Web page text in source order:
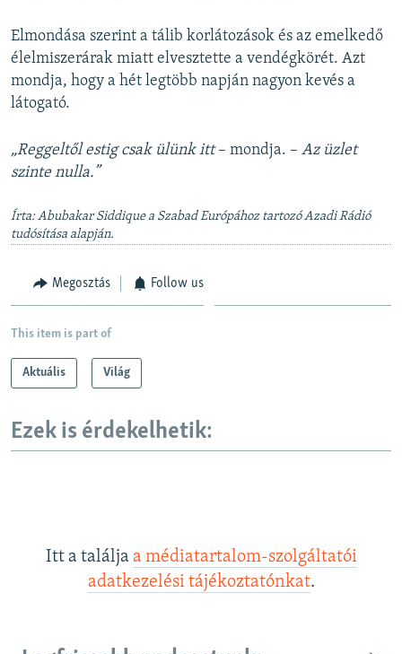
Elmondása szerint a tálib korlátozások és az emelkedő
élelmiszerárak miatt elvesztette a vendégkörét. Azt
mondja, hogy a hét legtöbb napján nagyon kevés a
látogató.
„Reggeltől estig csak ülünk itt– mondja. – Az üzlet
szinte nulla.”
Írta: Abubakar Siddique a Szabad Európához tartozó Azadi Rádió
tudósítása alapján.
Megosztás Follow us
This item is part of
Aktuális Világ
Ezek is érdekelhetik:
Itt a találja a médiatartalom-szolgáltatói
adatkezelési tájékoztatónkat.